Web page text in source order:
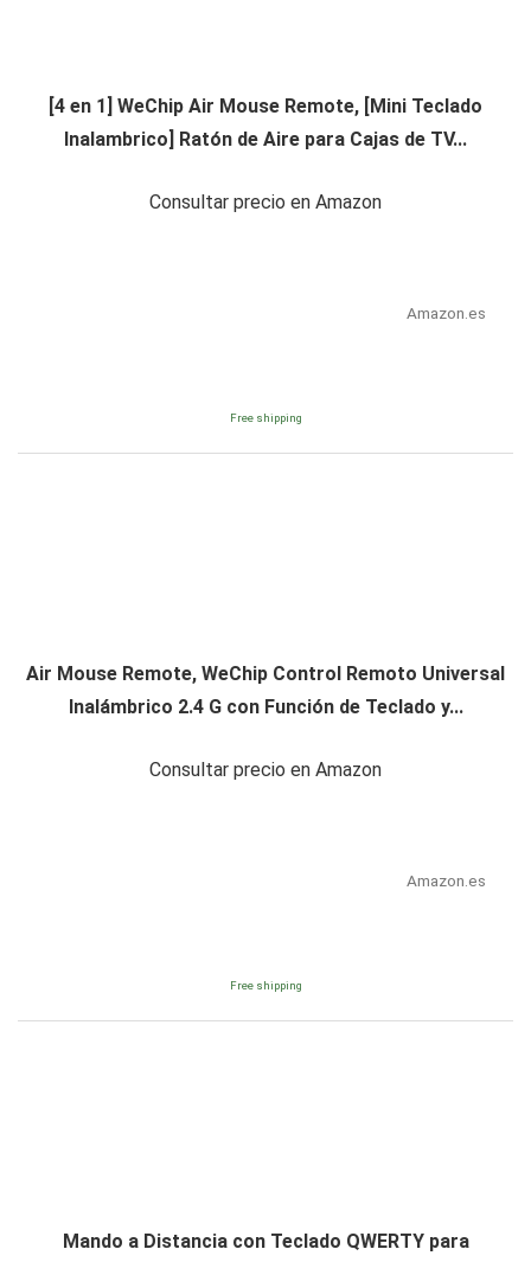
[4 en 1] WeChip Air Mouse Remote, [Mini Teclado
Inalambrico] Ratón de Aire para Cajas de TV...
Consultar precio en Amazon
Amazon.es
Free shipping
Air Mouse Remote, WeChip Control Remoto Universal
Inalámbrico 2.4 G con Función de Teclado y...
Consultar precio en Amazon
Amazon.es
Free shipping
Mando a Distancia con Teclado QWERTY para